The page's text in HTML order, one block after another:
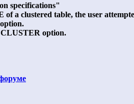
specifications"
a clustered table, the user
option.